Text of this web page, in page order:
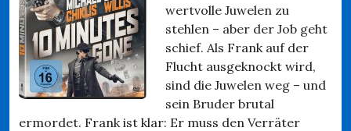
wertvolle Juwelen zu
stehlen – aber der Job geht
schief. Als Frank auf der
Flucht ausgeknockt wird,
sind die Juwelen weg – und
sein Bruder brutal
ermordet. Frank ist klar: Er muss den Verräter